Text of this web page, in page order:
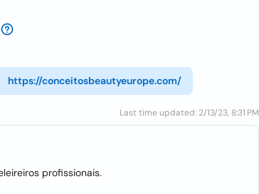
https://conceitosbeautyeurope.com/
Last time updated: 2/13/23, 8:31 PM
profissionais.